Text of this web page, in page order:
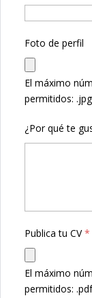
Foto de perfil
El máximo
permitidos:
¿Por qué te
Publica tu CV*
El máximo
permitidos: